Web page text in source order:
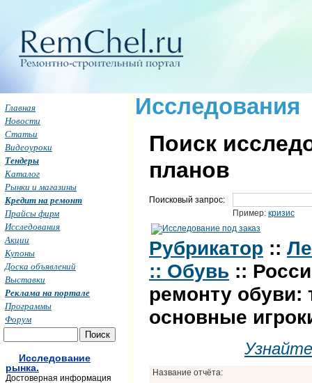
Исследования
Поиск
планов
Поисковый запрос:
Пример: кризис
Рубрикатор ::
:: Обувь ::
ремонту обуви:
основные
Название отчёта:
Главная
Новости
Статьи
Видеоуроки
Тендеры
Каталог
Рынки и магазины
Кредит на ремонт
Прайсы фирм
Исследования
Акции
Купоны
Доска объявлений
Выставки
Реклама на портале
Программы
Форум
Исследование
рынка.
Достоверная информация